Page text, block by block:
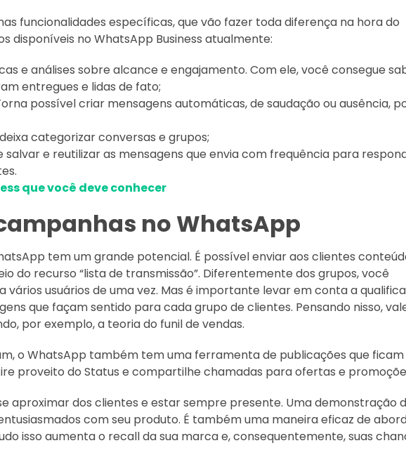
funcionalidades específicas, que vão fazer toda diferença na hora do
disponíveis no WhatsApp Business atualmente:
e análises sobre alcance e engajamento. Com ele, você consegue
entregues e lidas de fato;
possível criar mensagens automáticas, de saudação ou ausência,
categorizar conversas e grupos;
salvar e reutilizar as mensagens que envia com frequência para
que você deve conhecer
no WhatsApp
tem um grande potencial. É possível enviar aos clientes
do recurso “lista de transmissão”. Diferentemente dos grupos, você
usuários de uma vez. Mas é importante levar em conta a
que façam sentido para cada grupo de clientes. Pensando nisso,
por exemplo, a teoria do funil de vendas.
o WhatsApp também tem uma ferramenta de publicações que ficam
proveito do Status e compartilhe chamadas para ofertas e
aproximar dos clientes e estar sempre presente. Uma demonstração
com seu produto. É também uma maneira eficaz de
isso aumenta o recall da sua marca e, consequentemente, suas